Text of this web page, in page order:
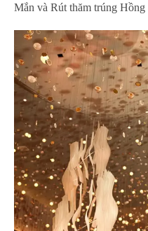
Mắn và Rút thăm trúng